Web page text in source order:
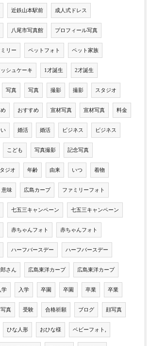
近鉄山本駅前 成人式ドレス
八尾市写真館 プロフィール写真
リー ペットフォト ペット家族
シュケーキ 1才誕生 2才誕生
写真 写真 撮影 撮影 スタジオ
おすすめ 宣材写真 宣材写真 料金
婚活 婚活 ビジネス ビジネス
こども 写真撮影 記念写真
ジオ 年齢 由来 いつ 着物
意味 広島カープ ファミリーフォト
七五三キャンペーン 七五三キャンペーン
赤ちゃんフォト 赤ちゃんフォト
ハーフバースデー ハーフバースデー
さん 広島東洋カープ 広島東洋カープ
学 入学 卒園 卒園 卒業 卒業
真 受験 合格祈願 ブログ 顔写真
ひな人形 おひな様 ベビーフォト,